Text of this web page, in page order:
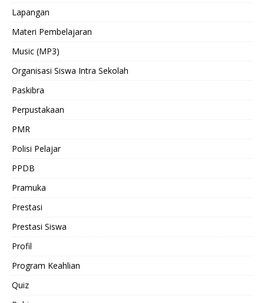
Lapangan
Materi Pembelajaran
Music (MP3)
Organisasi Siswa Intra Sekolah
Paskibra
Perpustakaan
PMR
Polisi Pelajar
PPDB
Pramuka
Prestasi
Prestasi Siswa
Profil
Program Keahlian
Quiz